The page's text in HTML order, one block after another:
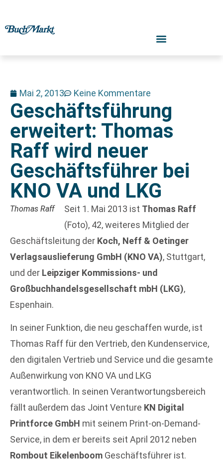
Mai 2, 2013 Keine Kommentare
Geschäftsführung
erweitert: Thomas
Raff wird neuer
Geschäftsführer bei
KNO VA und LKG
Thomas Raff Seit 1. Mai 2013 ist Thomas Raff
(Foto), 42, weiteres Mitglied der
Geschäftsleitung der Koch, Neff & Oetinger
Verlagsauslieferung GmbH (KNO VA), Stuttgart,
und der Leipziger Kommissions- und
Großbuchhandelsgesellschaft mbH (LKG),
Espenhain.
In seiner Funktion, die neu geschaffen wurde, ist
Thomas Raff für den Vertrieb, den Kundenservice,
den digitalen Vertrieb und Service und die gesamte
Außenwirkung von KNO VA und LKG
verantwortlich. In seinen Verantwortungsbereich
fällt außerdem das Joint Venture KN Digital
Printforce GmbH mit seinem Print-on-Demand-
Service, in dem er bereits seit April 2012 neben
Rombout Eikelenboom Geschäftsführer ist.